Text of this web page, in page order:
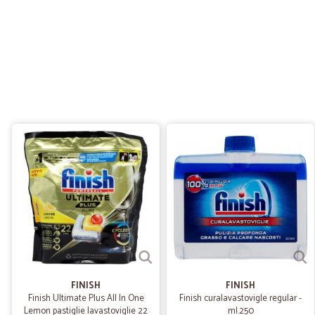
FINISH
Finish Ultimate Plus All In One
Lemon pastiglie lavastoviglie 22
FINISH
Finish curalavastovigle regular -
ml.250